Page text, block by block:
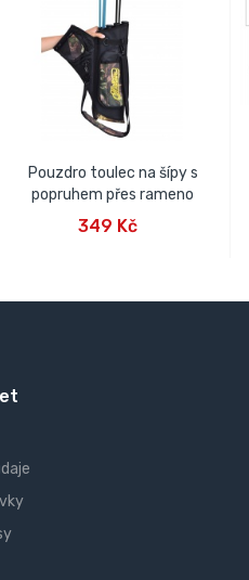
Pouzdro toulec na šípy s
popruhem přes rameno
349 Kč